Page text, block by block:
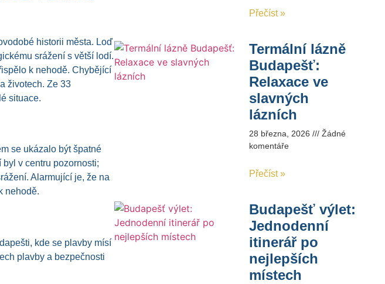
historii města. Loď
srážení s větší lodí.
k nehodě. Chybějící
životech. Ze 33
situace.
se ukázalo být špatné
v centru pozornosti;
Alarmující je, že na
nehodě.
kde se plavby mísí
plavby a bezpečnosti
Přečíst »
Termální lázně
Budapešť:
Relaxace ve
slavných
lázních
28 března, 2026
Žádné
komentáře
Přečíst »
Budapešť výlet:
Jednodenní
itinerář po
nejlepších
místech